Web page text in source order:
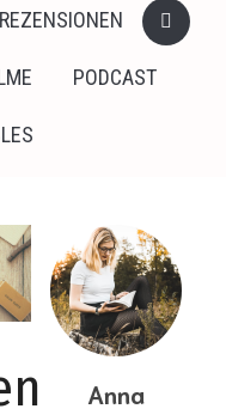
REZENSIONEN
PODCAST
Anna